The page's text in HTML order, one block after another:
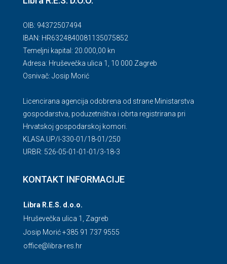
OIB: 94372507494
IBAN: HR6324840081135075852
Temeljni kapital: 20.000,00 kn
Adresa: Hruševečka ulica 1, 10 000 Zagreb
Osnivač: Josip Morić
Licencirana agencija odobrena od strane Ministarstva
gospodarstva, poduzetništva i obrta registrirana pri
Hrvatskoj gospodarskoj komori.
KLASA.UP/l-330-01/18-01/250
URBR: 526-05-01-01-01/3-18-3
KONTAKT INFORMACIJE
Libra R.E.S. d.o.o.
Hruševečka ulica 1, Zagreb
Josip Morić +385 91 737 9555
office@libra-res.hr